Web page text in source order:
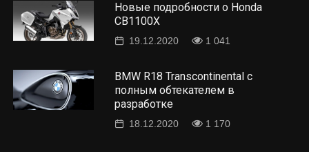
Новые подробности о Honda
CB1100X
19.12.2020 1 041
BMW R18 Transcontinental с
полным обтекателем в
разработке
18.12.2020 1 170